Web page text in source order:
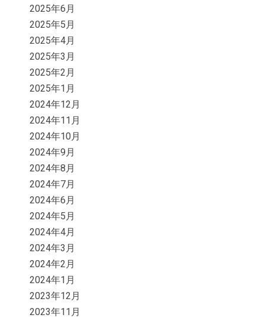
2025年6月
2025年5月
2025年4月
2025年3月
2025年2月
2025年1月
2024年12月
2024年11月
2024年10月
2024年9月
2024年8月
2024年7月
2024年6月
2024年5月
2024年4月
2024年3月
2024年2月
2024年1月
2023年12月
2023年11月